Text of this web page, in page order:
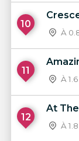
10
À
11
À
12
At
À